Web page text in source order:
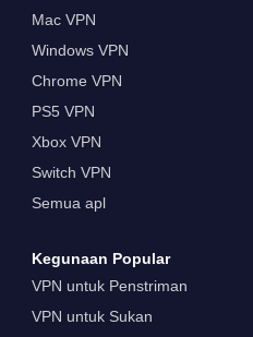
Mac VPN
Windows VPN
Chrome VPN
PS5 VPN
Xbox VPN
Switch VPN
Semua apl
Kegunaan Popular
VPN untuk Penstriman
VPN untuk Sukan